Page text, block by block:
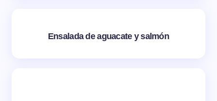
Ensalada de aguacate y salmón